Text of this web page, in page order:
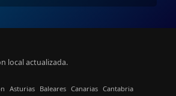
local actualizada.
Asturias Baleares Canarias Cantabria